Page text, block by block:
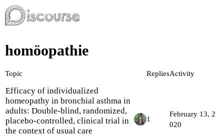
homöopathie
Topic RepliesActivity
Efficacy of individualized
homeopathy in bronchial asthma in
adults: Double-blind, randomized,
placebo-controlled, clinical trial in
the context of usual care
1
February 13, 2
020